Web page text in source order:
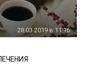
28.03.2019 в 11:16